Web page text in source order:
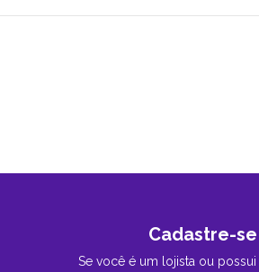
Cadastre-
Se você é um lojista ou